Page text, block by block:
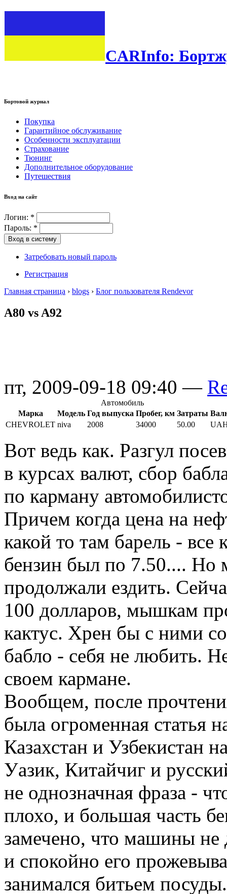
CARInfo:
Бортовой журнал
Покупка
Гарантийное обслуживание
Особенности эксплуатации
Страхование
Тюнинг
Дополнительное оборудование
Путешествия
Вход на сайт
Логин: *
Пароль: *
Затребовать новый пароль
Регистрация
Главная страница › blogs › Блог пользователя Rendevor
A80 vs A92
пт, 2009-09-18 09:40 —
Автомобиль
Марка
Модель Год выпуска Пробег, км Затраты
CHEVROLET niva 2008 34000 50.00
Вот ведь как. Разгул
в курсах валют, сбор
по карману
Причем когда цена на
какой то там барель -
бензин был по 7.50.... Но
продолжали ездить.
100 долларов, мышкам
кактус. Хрен бы с ними
бабло - себя не любить.
своем кармане.
Вообщем, после
была огроменная статья
Казахстан и Узбекистан
Уазик, Китайчиг и
не однозначная фраза -
плохо, и большая часть
замечено, что машины не
и спокойно его
занимался битьем